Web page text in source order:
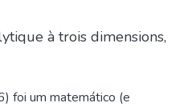
à trois dimensions,
foi um matemático (e